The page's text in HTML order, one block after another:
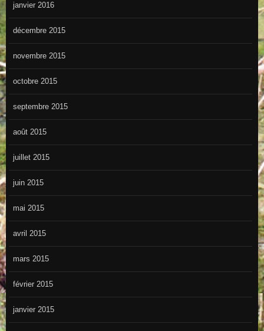
janvier 2016
décembre 2015
novembre 2015
octobre 2015
septembre 2015
août 2015
juillet 2015
juin 2015
mai 2015
avril 2015
mars 2015
février 2015
janvier 2015